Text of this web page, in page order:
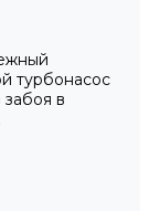
турбонасос
в